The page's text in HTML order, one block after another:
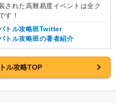
された高難易度イベントは全ク
す！
トル攻略班Twitter
トル攻略班の著者紹介
ル攻略TOP